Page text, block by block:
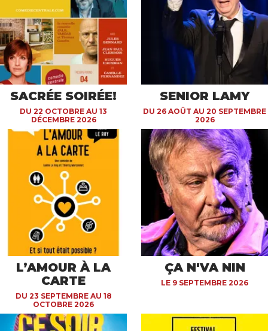
SACRÉE SOIRÉE!
DU 22 OCTOBRE AU 13
DÉCEMBRE 2026
SENIOR LAMY
DU 26 AOÛT AU 20 SEPTEMBRE
2026
L’AMOUR À LA
CARTE
DU 23 SEPTEMBRE AU 18
OCTOBRE 2026
ÇA N'VA NIN
LE 9 SEPTEMBRE 2026